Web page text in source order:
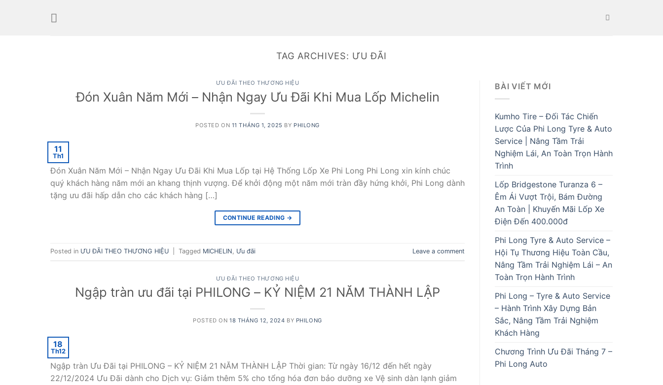
TAG ARCHIVES: ƯU ĐÃI
ƯU ĐÃI THEO THƯƠNG HIỆU
Đón Xuân Năm Mới – Nhận Ngay Ưu Đãi Khi Mua Lốp Michelin
POSTED ON 11 THÁNG 1, 2025 BY PHILONG
11
Th1
Đón Xuân Năm Mới – Nhận Ngay Ưu Đãi Khi Mua Lốp tại Hệ Thống Lốp Xe Phi Long Phi Long xin kính chúc
quý khách hàng năm mới an khang thịnh vượng. Để khởi động một năm mới tràn đầy hứng khởi, Phi Long dành
tặng ưu đãi hấp dẫn cho các khách hàng […]
CONTINUE READING →
Posted in ƯU ĐÃI THEO THƯƠNG HIỆU Tagged MICHELIN, Ưu đãi Leave a comment
ƯU ĐÃI THEO THƯƠNG HIỆU
Ngập tràn ưu đãi tại PHILONG – KỶ NIỆM 21 NĂM THÀNH LẬP
POSTED ON 18 THÁNG 12, 2024 BY PHILONG
18
Th12
Ngập tràn Ưu Đãi tại PHILONG – KỶ NIỆM 21 NĂM THÀNH LẬP Thời gian: Từ ngày 16/12 đến hết ngày
22/12/2024 Ưu Đãi dành cho Dịch vụ: Giảm thêm 5% cho tổng hóa đơn bảo dưỡng xe Vệ sinh dàn lạnh giảm
BÀI VIẾT MỚI
Kumho Tire – Đối Tác Chiến
Lược Của Phi Long Tyre & Auto
Service | Nâng Tầm Trải
Nghiệm Lái, An Toàn Trọn Hành
Trình
Lốp Bridgestone Turanza 6 –
Êm Ái Vượt Trội, Bám Đường
An Toàn | Khuyến Mãi Lốp Xe
Điện Đến 400.000đ
Phi Long Tyre & Auto Service –
Hội Tụ Thương Hiệu Toàn Cầu,
Nâng Tầm Trải Nghiệm Lái – An
Toàn Trọn Hành Trình
Phi Long – Tyre & Auto Service
– Hành Trình Xây Dựng Bản
Sắc, Nâng Tầm Trải Nghiệm
Khách Hàng
Chương Trình Ưu Đãi Tháng 7 –
Phi Long Auto